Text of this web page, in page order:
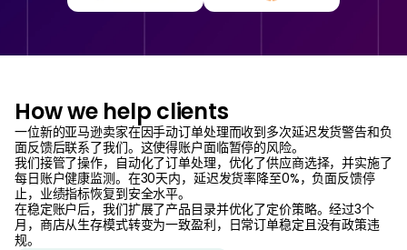
How we help clients
一位新的亚马逊卖家在因手动订单处理而收到多次延迟发货警告和负
面反馈后联系了我们。这使得账户面临暂停的风险。
我们接管了操作，自动化了订单处理，优化了供应商选择，并实施了
每日账户健康监测。在30天内，延迟发货率降至0%，负面反馈停
止，业绩指标恢复到安全水平。
在稳定账户后，我们扩展了产品目录并优化了定价策略。经过3个
月，商店从生存模式转变为一致盈利，日常订单稳定且没有政策违
规。